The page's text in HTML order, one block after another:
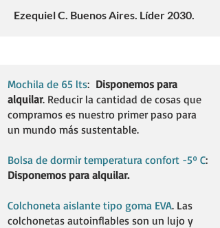
Ezequiel C. Buenos Aires. Líder 2030.
Mochila de 65 lts: Disponemos para
alquilar. Reducir la cantidad de cosas que
compramos es nuestro primer paso para
un mundo más sustentable. ​
Bolsa de dormir temperatura confort -5º C:
Disponemos para alquilar.
Colchoneta aislante tipo goma EVA. Las
colchonetas autoinflables son un lujo y